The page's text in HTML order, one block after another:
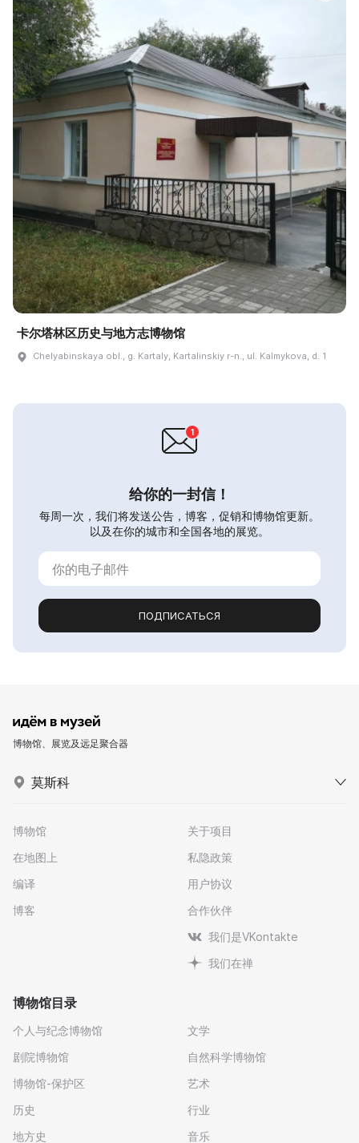
卡尔塔林区历史与地方志博物馆
Chelyabinskaya obl., g. Kartaly, Kartalinskiy r-n., ul. Kalmykova, d. 1
给你的一封信！
每周一次，我们将发送公告，博客，促销和博物馆更新。
以及在你的城市和全国各地的展览。
ПОДПИСАТЬСЯ
博物馆、展览及远足聚合器
莫斯科
博物馆
在地图上
编译
博客
关于项目
私隐政策
用户协议
合作伙伴
我们是VKontakte
我们在禅
博物馆目录
个人与纪念博物馆
剧院博物馆
博物馆-保护区
历史
地方史
文学
自然科学博物馆
艺术
行业
音乐